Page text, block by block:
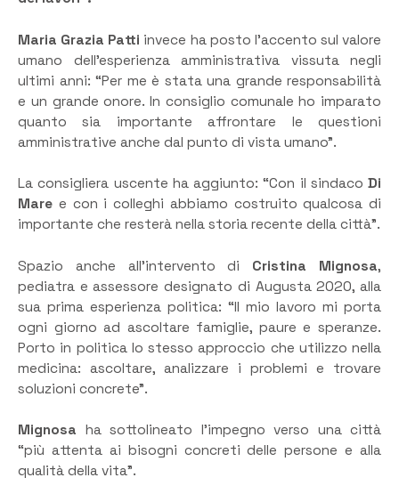
Maria Grazia Patti invece ha posto l’accento sul valore
umano dell’esperienza amministrativa vissuta negli
ultimi anni: “Per me è stata una grande responsabilità
e un grande onore. In consiglio comunale ho imparato
quanto sia importante affrontare le questioni
amministrative anche dal punto di vista umano”.
La consigliera uscente ha aggiunto: “Con il sindaco Di
Mare e con i colleghi abbiamo costruito qualcosa di
importante che resterà nella storia recente della città”.
Spazio anche all’intervento di Cristina Mignosa,
pediatra e assessore designato di Augusta 2020, alla
sua prima esperienza politica: “Il mio lavoro mi porta
ogni giorno ad ascoltare famiglie, paure e speranze.
Porto in politica lo stesso approccio che utilizzo nella
medicina: ascoltare, analizzare i problemi e trovare
soluzioni concrete”.
Mignosa ha sottolineato l’impegno verso una città
“più attenta ai bisogni concreti delle persone e alla
qualità della vita”.